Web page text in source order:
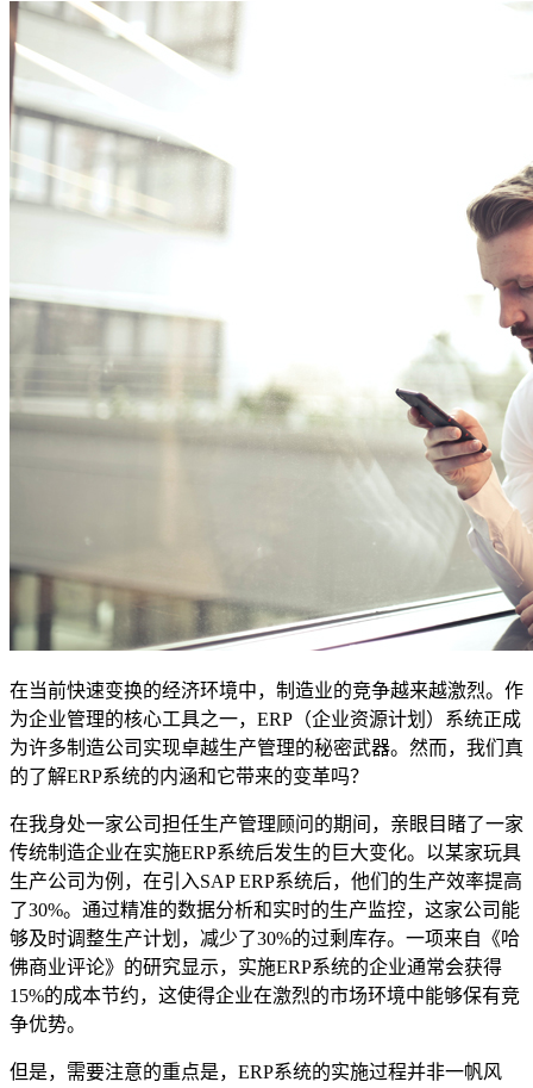
在当前快速变换的经济环境中，制造业的竞争越来越激烈。作
为企业管理的核心工具之一，ERP（企业资源计划）系统正成
为许多制造公司实现卓越生产管理的秘密武器。然而，我们真
的了解ERP系统的内涵和它带来的变革吗？
在我身处一家公司担任生产管理顾问的期间，亲眼目睹了一家
传统制造企业在实施ERP系统后发生的巨大变化。以某家玩具
生产公司为例，在引入SAP ERP系统后，他们的生产效率提高
了30%。通过精准的数据分析和实时的生产监控，这家公司能
够及时调整生产计划，减少了30%的过剩库存。一项来自《哈
佛商业评论》的研究显示，实施ERP系统的企业通常会获得
15%的成本节约，这使得企业在激烈的市场环境中能够保有竞
争优势。
但是，需要注意的重点是，ERP系统的实施过程并非一帆风